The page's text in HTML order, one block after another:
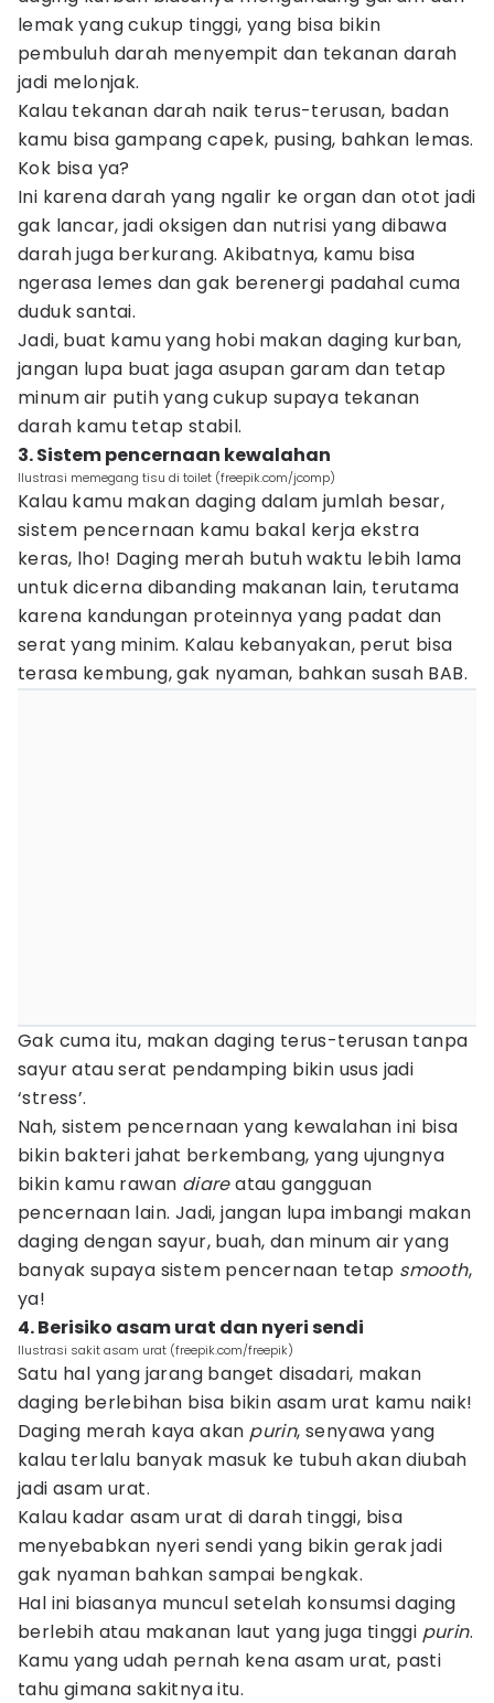
lemak yang cukup tinggi, yang bisa bikin
pembuluh darah menyempit dan tekanan darah
jadi melonjak.
Kalau tekanan darah naik terus-terusan, badan
kamu bisa gampang capek, pusing, bahkan lemas.
Kok bisa ya?
Ini karena darah yang ngalir ke organ dan otot jadi
gak lancar, jadi oksigen dan nutrisi yang dibawa
darah juga berkurang. Akibatnya, kamu bisa
ngerasa lemes dan gak berenergi padahal cuma
duduk santai.
Jadi, buat kamu yang hobi makan daging kurban,
jangan lupa buat jaga asupan garam dan tetap
minum air putih yang cukup supaya tekanan
darah kamu tetap stabil.
3. Sistem pencernaan kewalahan
Ilustrasi memegang tisu di toilet (freepik.com/jcomp)
Kalau kamu makan daging dalam jumlah besar,
sistem pencernaan kamu bakal kerja ekstra
keras, lho! Daging merah butuh waktu lebih lama
untuk dicerna dibanding makanan lain, terutama
karena kandungan proteinnya yang padat dan
serat yang minim. Kalau kebanyakan, perut bisa
terasa kembung, gak nyaman, bahkan susah BAB.
Gak cuma itu, makan daging terus-terusan tanpa
sayur atau serat pendamping bikin usus jadi
‘stress’.
Nah, sistem pencernaan yang kewalahan ini bisa
bikin bakteri jahat berkembang, yang ujungnya
bikin kamu rawan diareatau gangguan
pencernaan lain. Jadi, jangan lupa imbangi makan
daging dengan sayur, buah, dan minum air yang
banyak supaya sistem pencernaan tetap smooth,
ya!
4. Berisiko asam urat dan nyeri sendi
Ilustrasi sakit asam urat (freepik.com/freepik)
Satu hal yang jarang banget disadari, makan
daging berlebihan bisa bikin asam urat kamu naik!
Daging merah kaya akan purin, senyawa yang
kalau terlalu banyak masuk ke tubuh akan diubah
jadi asam urat.
Kalau kadar asam urat di darah tinggi, bisa
menyebabkan nyeri sendi yang bikin gerak jadi
gak nyaman bahkan sampai bengkak.
Hal ini biasanya muncul setelah konsumsi daging
berlebih atau makanan laut yang juga tinggi purin.
Kamu yang udah pernah kena asam urat, pasti
tahu gimana sakitnya itu.